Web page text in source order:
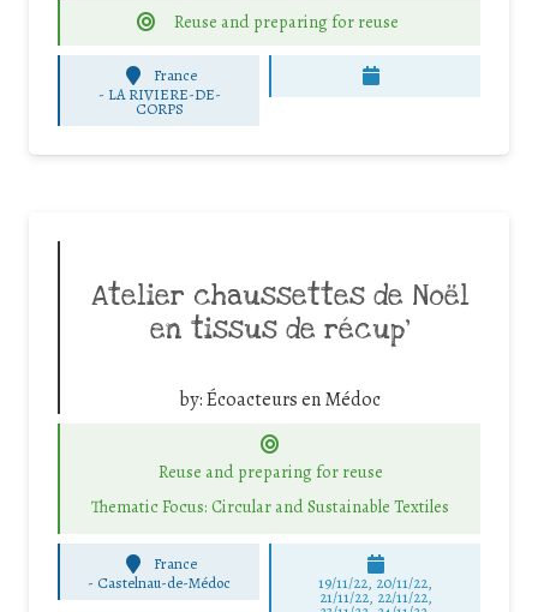
Reuse and preparing for reuse
France
- LA RIVIERE-DE-
CORPS
Atelier chaussettes de Noël
en tissus de récup’
by:Écoacteurs en Médoc
Reuse and preparing for reuse
Thematic Focus: Circular and Sustainable Textiles
France
- Castelnau-de-Médoc 19/11/22, 20/11/22,
21/11/22, 22/11/22,